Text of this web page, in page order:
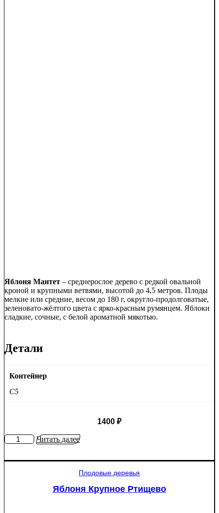
Яблоня Мантет – среднерослое дерево с редкой овальной
кроной и крупными ветвями, высотой до 4,5 метров. Плоды
мелкие или средние, весом до 180 г, округло-продолговатые,
зеленовато-жёлтого цвета с ярко-красным румянцем. Яблоки
сладкие, сочные, с белой ароматной мякотью.
Детали
Контейнер
C5
1400 ₽
КоличествоЧитать далее
Плодовые деревья
Яблоня Крупное Ртищево